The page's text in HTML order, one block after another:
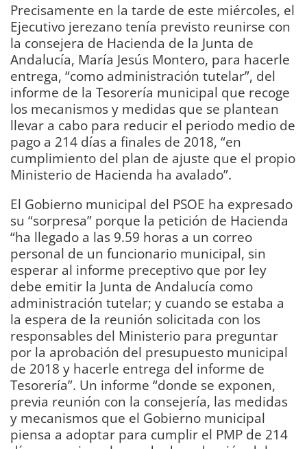
Precisamente en la tarde de este miércoles, el
Ejecutivo jerezano tenía previsto reunirse con
la consejera de Hacienda de la Junta de
Andalucía, María Jesús Montero, para hacerle
entrega, “como administración tutelar”, del
informe de la Tesorería municipal que recoge
los mecanismos y medidas que se plantean
llevar a cabo para reducir el periodo medio de
pago a 214 días a finales de 2018, “en
cumplimiento del plan de ajuste que el propio
Ministerio de Hacienda ha avalado”.
El Gobierno municipal del PSOE ha expresado
su “sorpresa” porque la petición de Hacienda
“ha llegado a las 9.59 horas a un correo
personal de un funcionario municipal, sin
esperar al informe preceptivo que por ley
debe emitir la Junta de Andalucía como
administración tutelar; y cuando se estaba a
la espera de la reunión solicitada con los
responsables del Ministerio para preguntar
por la aprobación del presupuesto municipal
de 2018 y hacerle entrega del informe de
Tesorería”. Un informe “donde se exponen,
previa reunión con la consejería, las medidas
y mecanismos que el Gobierno municipal
piensa a adoptar para cumplir el PMP de 214